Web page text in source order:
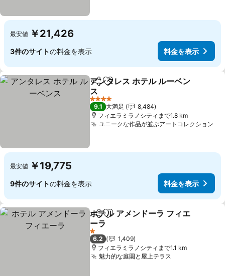
最安値 ￥21,426
3件のサイトの料金を表示 料金を表示
シェアお気に入りに追加
アンタレス ホテル ルーベン
ス
4 ホテルのランク
9.1 大満足
8,484
フィエラミラノシティまで1.8 km
ユニークな作品が並ぶアートコレクション
最安値 ￥19,775
9件のサイトの料金を表示 料金を表示
シェアお気に入りに追加
ホテル アメンドーラ フィエ
ーラ
1 ホテルのランク
6.2
1,409
フィエラミラノシティまで1.1 km
魅力的な庭園と屋上テラス